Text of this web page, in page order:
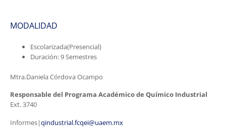
MODALIDAD
Escolarizada(Presencial)
Duración: 9 Semestres
Mtra.Daniela Córdova Ocampo
Responsable del Programa Académico de Químico Industrial
Ext. 3740
Informes|qindustrial.fcqei@uaem.mx